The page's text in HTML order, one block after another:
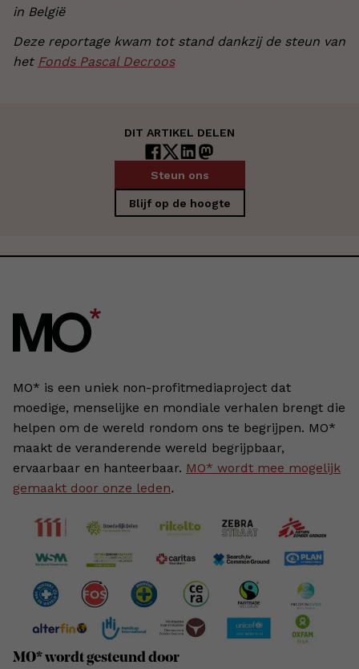
in België
Deze reportage kwam tot stand dankzij de steun van
het Fonds Pascal Decroos
DIT ARTIKEL DELEN
Steun ons
Blijf op de hoogte
MO* is een uniek non-profitmediaproject dat
moedige, menselijke en mondiale verhalen brengt die
helpen om de wereld rondom ons te begrijpen. MO*
maakt de veranderende wereld begrijpbaar,
ervaarbaar en hanteerbaar. MO* wordt mee mogelijk
gemaakt door onze leden.
MO* wordt gesteund door